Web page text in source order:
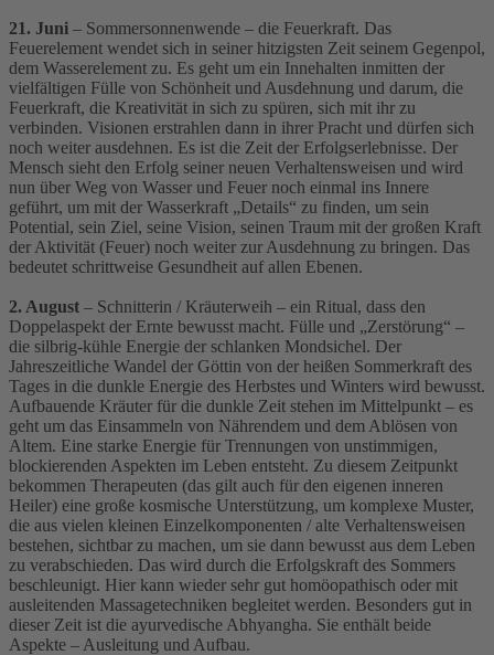
21. Juni – Sommersonnenwende – die Feuerkraft. Das
Feuerelement wendet sich in seiner hitzigsten Zeit seinem Gegenpol,
dem Wasserelement zu. Es geht um ein Innehalten inmitten der
vielfältigen Fülle von Schönheit und Ausdehnung und darum, die
Feuerkraft, die Kreativität in sich zu spüren, sich mit ihr zu
verbinden. Visionen erstrahlen dann in ihrer Pracht und dürfen sich
noch weiter ausdehnen. Es ist die Zeit der Erfolgserlebnisse. Der
Mensch sieht den Erfolg seiner neuen Verhaltensweisen und wird
nun über Weg von Wasser und Feuer noch einmal ins Innere
geführt, um mit der Wasserkraft „Details“ zu finden, um sein
Potential, sein Ziel, seine Vision, seinen Traum mit der großen Kraft
der Aktivität (Feuer) noch weiter zur Ausdehnung zu bringen. Das
bedeutet schrittweise Gesundheit auf allen Ebenen.
2. August – Schnitterin / Kräuterweih – ein Ritual, dass den
Doppelaspekt der Ernte bewusst macht. Fülle und „Zerstörung“ –
die silbrig-kühle Energie der schlanken Mondsichel. Der
Jahreszeitliche Wandel der Göttin von der heißen Sommerkraft des
Tages in die dunkle Energie des Herbstes und Winters wird bewusst.
Aufbauende Kräuter für die dunkle Zeit stehen im Mittelpunkt – es
geht um das Einsammeln von Nährendem und dem Ablösen von
Altem. Eine starke Energie für Trennungen von unstimmigen,
blockierenden Aspekten im Leben entsteht. Zu diesem Zeitpunkt
bekommen Therapeuten (das gilt auch für den eigenen inneren
Heiler) eine große kosmische Unterstützung, um komplexe Muster,
die aus vielen kleinen Einzelkomponenten / alte Verhaltensweisen
bestehen, sichtbar zu machen, um sie dann bewusst aus dem Leben
zu verabschieden. Das wird durch die Erfolgskraft des Sommers
beschleunigt. Hier kann wieder sehr gut homöopathisch oder mit
ausleitenden Massagetechniken begleitet werden. Besonders gut in
dieser Zeit ist die ayurvedische Abhyangha. Sie enthält beide
Aspekte – Ausleitung und Aufbau.